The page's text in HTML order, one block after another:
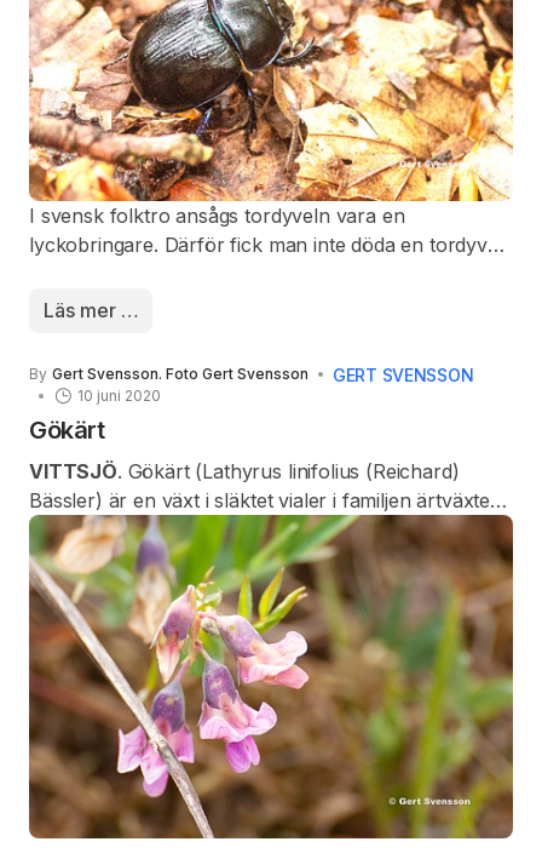
I svensk folktro ansågs tordyveln vara en
lyckobringare. Därför fick man inte döda en tordyvel,
hittade en tordyvel som ramlat på rygg och vände
Läs mer …
By Gert Svensson. Foto Gert Svensson GERT SVENSSON
10 juni 2020
Gökärt
VITTSJÖ. Gökärt (Lathyrus linifolius (Reichard)
Bässler) är en växt i släktet vialer i familjen ärtväxter.
Flerårig ört med uppstigande till upprätt växtsätt med
plattad och vingkantad stjälk, till 40 cm. Bladen är
grågröna och parbladiga med 2 — 4 bladpar,
småbladen är långsmala och saknar klänge.
Blommor i fåblommiga klasar. Kronan rosa till blekt
rödvioletta med mörkare ådringar och växlar
vanligen färg under blomningen, från mer rosa till
violett.